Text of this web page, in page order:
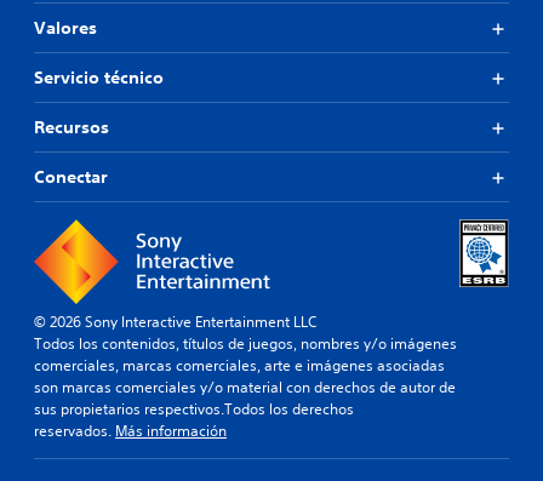
Valores
Servicio técnico
Recursos
Conectar
© 2026 Sony Interactive Entertainment LLC
Todos los contenidos, títulos de juegos, nombres y/o imágenes
comerciales, marcas comerciales, arte e imágenes asociadas
son marcas comerciales y/o material con derechos de autor de
sus propietarios respectivos.Todos los derechos
reservados. Más información